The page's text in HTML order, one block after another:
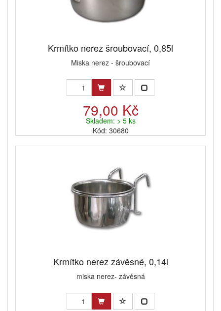
Krmítko nerez šroubovací, 0,85l
Miska nerez - šroubovací
79,00 Kč
Skladem: > 5 ks
Kód: 30680
Krmítko nerez závěsné, 0,14l
miska nerez- závěsná